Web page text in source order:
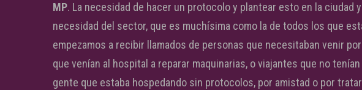
MP. La necesidad de hacer un protocolo y plantear esto en la ciudad
necesidad del sector, que es muchísima como la de todos los que
empezamos a recibir llamados de personas que necesitaban venir
que venían al hospital a reparar maquinarias, o viajantes que no
gente que estaba hospedando sin protocolos, por amistad o por